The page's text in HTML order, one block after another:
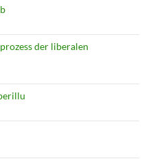
der liberalen